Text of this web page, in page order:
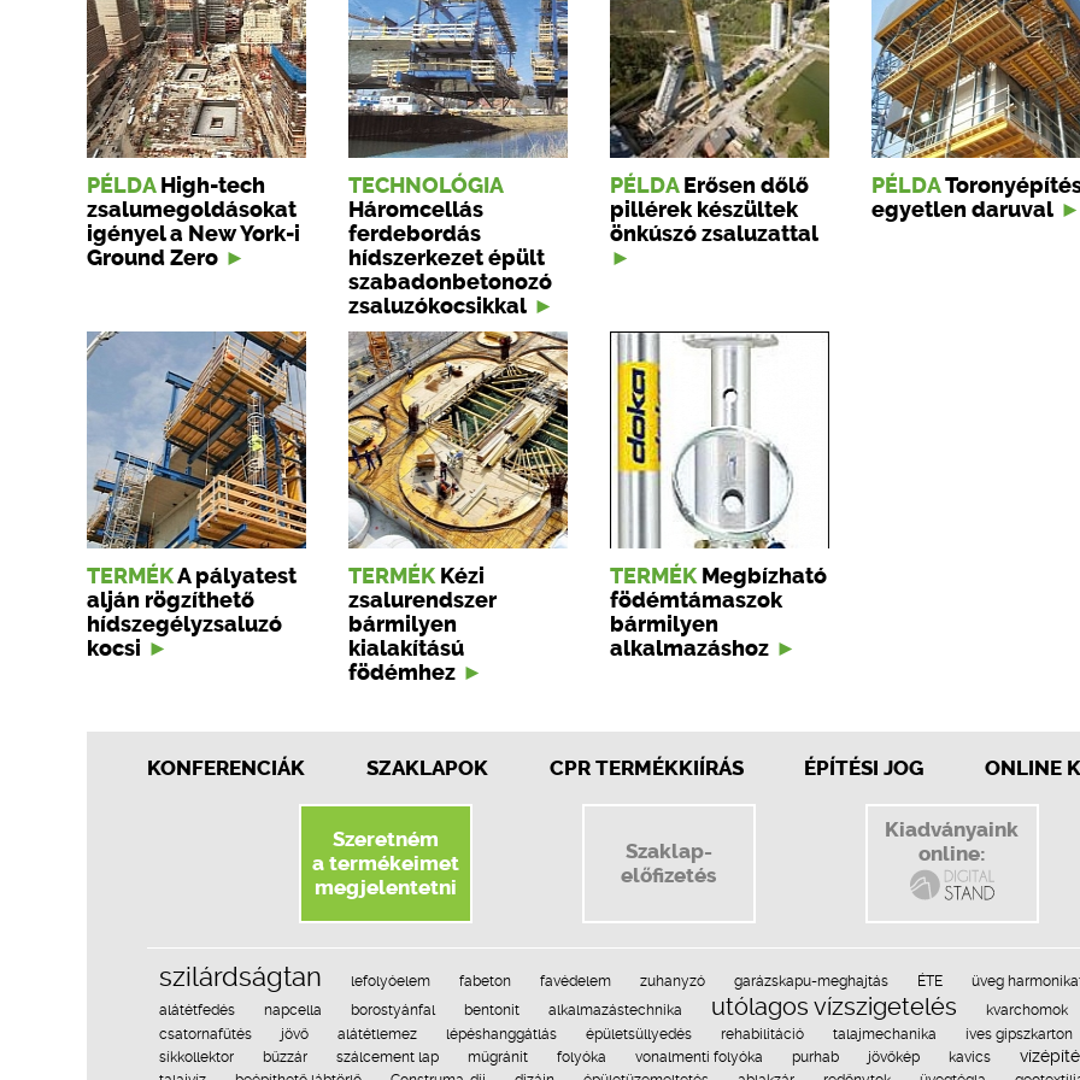
PÉLDA High-tech
zsalumegoldásokat
igényel a New York-i
Ground Zero
TECHNOLÓGIA
Háromcellás
ferdebordás
hídszerkezet épült
szabadonbetonozó
zsaluzókocsikkal
PÉLDA Erősen dőlő
pillérek készültek
önkúszó zsaluzattal
PÉLDA
egyetlen daruval
TERMÉKA pályatest
alján rögzíthető
hídszegélyzsaluzó
kocsi
TERMÉK Kézi
zsalurendszer
bármilyen
kialakítású
födémhez
TERMÉK Megbízható
födémtámaszok
bármilyen
alkalmazáshoz
KONFERENCIÁK SZAKLAPOK CPR TERMÉKKIÍRÁS ÉPÍTÉSI JOG ONLINE
Szeretném
a termékeimet
megjelentetni
Szaklap-
előfizetés
Kiadványaink
online:
szilárdságtan lefolyóelem fabeton favédelem zuhanyzó garázskapu-meghajtás ÉTE
üveg
alátétfedés
napcella borostyánfal bentonit alkalmazástechnika utólagos vízszigetelés
kvarchomok
csatornafűtés
jövő alátétlemez lépéshanggátlás épületsüllyedés rehabilitáció talajmechanika
íves gipszkarton
síkkollektor
bűzzár szálcement lap műgránit folyóka vonalmenti folyóka purhab jövőkép kavics